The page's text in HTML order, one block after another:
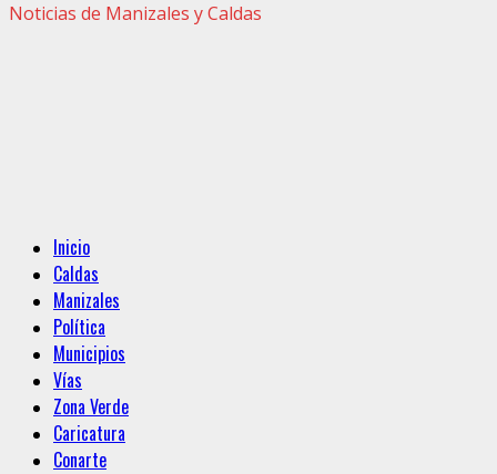
Noticias de Manizales y Caldas
Menú
principal
Inicio
Caldas
Manizales
Política
Municipios
Vías
Zona Verde
Caricatura
Conarte